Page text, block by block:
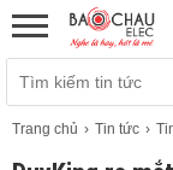
Trang chủ Tin tức